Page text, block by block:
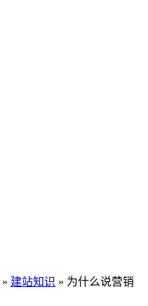
» 建站知识 » 为什么说营销